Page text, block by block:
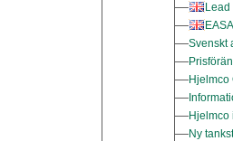
Svenskt
Hjelmco
Hjelmco
Ny